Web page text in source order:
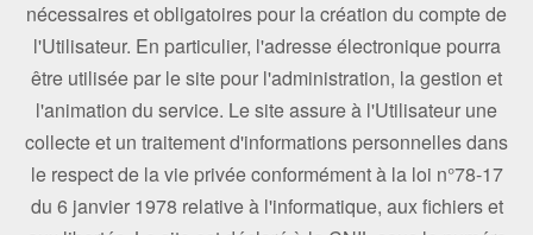
nécessaires et obligatoires pour la création du compte de
l'Utilisateur. En particulier, l'adresse électronique pourra
être utilisée par le site pour l'administration, la gestion et
l'animation du service. Le site assure à l'Utilisateur une
collecte et un traitement d'informations personnelles dans
le respect de la vie privée conformément à la loi n°78-17
du 6 janvier 1978 relative à l'informatique, aux fichiers et